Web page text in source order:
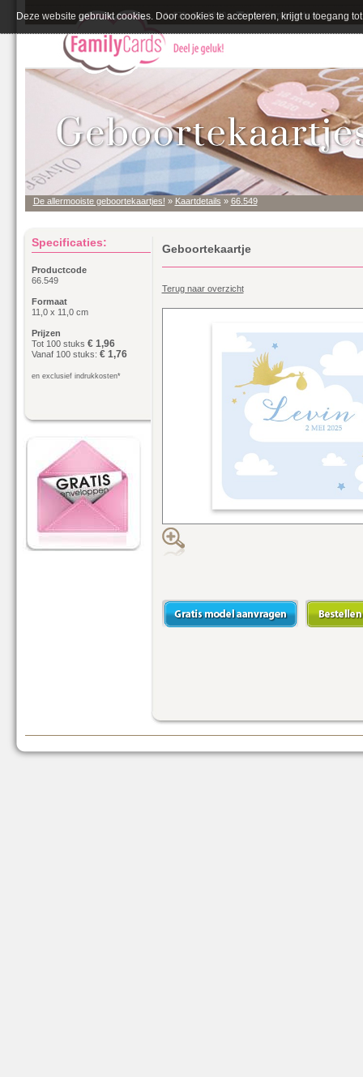
De allermooiste geboortekaartjes! » Kaartdetails » 66.549
Geboortekaartje
Terug naar overzicht
Specificaties:
Productcode
66.549
Formaat
11,0 x 11,0 cm
Prijzen
Tot 100 stuks € 1,96
Vanaf 100 stuks: € 1,76
en exclusief indrukkosten*
Deze website gebruikt cookies. Door cookies te accepteren, krijgt u toegang